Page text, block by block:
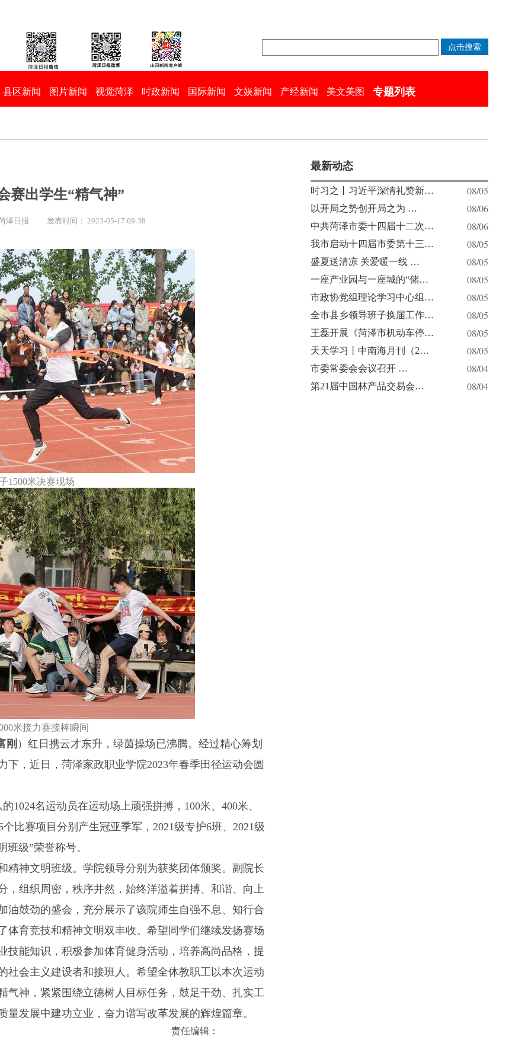
县区新闻 图片新闻 视觉菏泽 时政新闻 国际新闻 文娱新闻 产经新闻 美文美图 专题列表
赛出学生“精气神”
泽日报 发表时间： 2023-05-17 09:38
1500米决赛现场
米接力赛接棒瞬间
刚 ）红日携云才东升，绿茵操场已沸腾。经过精心筹划
，近日，菏泽家政职业学院2023年春季田径运动会圆
1024名运动员在运动场上顽强拼搏，100米、400米、
比赛项目分别产生冠亚季军，2021级专护6班、2021级
班级”荣誉称号。
精神文明班级。学院领导分别为获奖团体颁奖。副院长
，组织周密，秩序井然，始终洋溢着拼搏、和谐、向上
油鼓劲的盛会，充分展示了该院师生自强不息、知行合
体育竞技和精神文明双丰收。希望同学们继续发扬赛场
技能知识，积极参加体育健身活动，培养高尚品格，提
社会主义建设者和接班人。希望全体教职工以本次运动
气神，紧紧围绕立德树人目标任务，鼓足干劲、扎实工
发展中建功立业，奋力谱写改革发展的辉煌篇章。
责任编辑：
最新动态
时习之丨习近平深情礼赞新… 08/05
以开局之势创开局之为 … 08/06
中共菏泽市委十四届十二次… 08/06
我市启动十四届市委第十三… 08/05
盛夏送清凉 关爱暖一线 … 08/05
一座产业园与一座城的“储… 08/05
市政协党组理论学习中心组… 08/05
全市县乡领导班子换届工作… 08/05
王磊开展《菏泽市机动车停… 08/05
天天学习丨中南海月刊（2… 08/05
市委常委会会议召开 … 08/04
第21届中国林产品交易会… 08/04